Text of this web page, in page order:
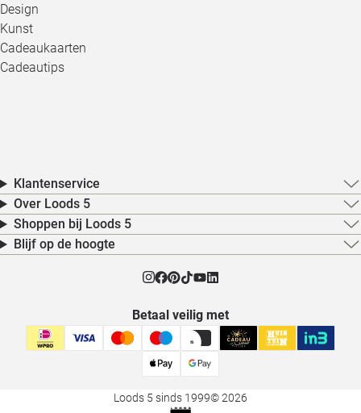
Design
Kunst
Cadeaukaarten
Cadeautips
Klantenservice
Over Loods 5
Shoppen bij Loods 5
Blijf op de hoogte
Betaal veilig met
Loods 5 sinds 1999© 2026